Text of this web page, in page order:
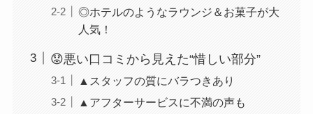
◎ホテルのようなラウンジ＆お菓子が大
人気！
😟悪い口コミから見えた“惜しい部分”
▲スタッフの質にバラつきあり
▲アフターサービスに不満の声も